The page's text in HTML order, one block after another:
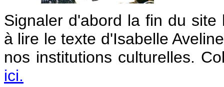
Signaler d'abord la fin du
à lire le texte d'Isabelle
nos institutions culturelles.
ici.